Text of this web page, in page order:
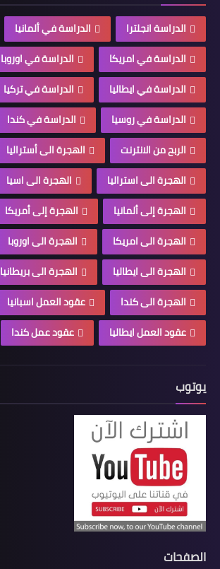
الدراسة انجلترا
الدراسة في ألمانيا
الدراسة في امريكا
الدراسة في اوروبا
الدراسة في ايطاليا
الدراسة في تركيا
الدراسة في روسيا
الدراسة في كندا
الربح من الانترنت
الهجرة الى أستراليا
الهجرة الى استراليا
الهجرة الى اسيا
الهجرة إلى ألمانيا
الهجرة إلى أمريكا
الهجرة الى امريكا
الهجرة الى اوروبا
الهجرة الى ايطاليا
الهجرة الى بريطانيا
الهجرة الى كندا
عقود العمل اسبانيا
عقود العمل ايطاليا
عقود عمل كندا
يوتوب
الصفحات